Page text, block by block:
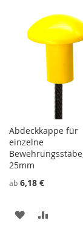
HINZUFÜGEN
Abdeckkappe für
einzelne
25mm
ab 6,18 €
ZU